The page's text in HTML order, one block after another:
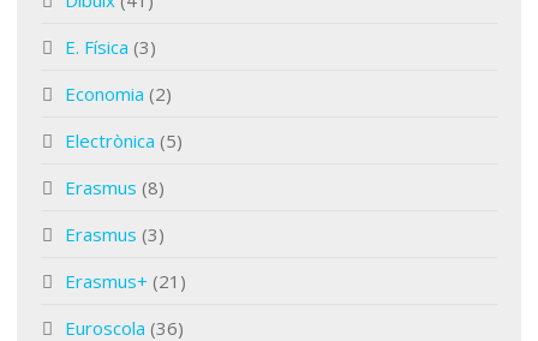
E. Física (3)
Economia (2)
Electrònica (5)
Erasmus (8)
Erasmus (3)
Erasmus+ (21)
Euroscola (36)